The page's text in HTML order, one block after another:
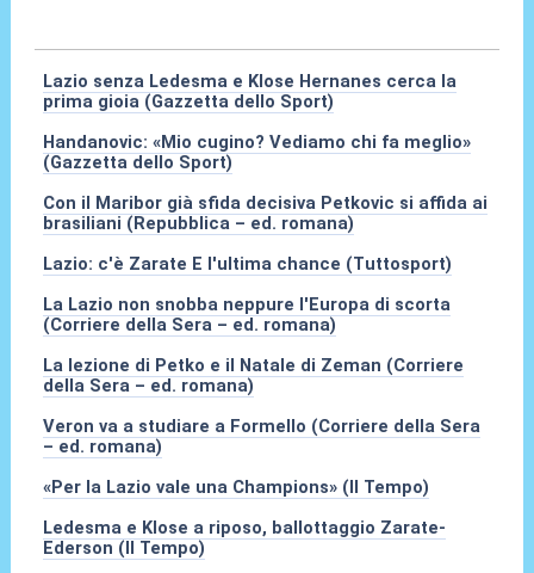
Lazio senza Ledesma e Klose Hernanes cerca la
prima gioia (Gazzetta dello Sport)
Handanovic: «Mio cugino? Vediamo chi fa meglio»
(Gazzetta dello Sport)
Con il Maribor già sfida decisiva Petkovic si affida ai
brasiliani (Repubblica – ed. romana)
Lazio: c'è Zarate E l'ultima chance (Tuttosport)
La Lazio non snobba neppure l'Europa di scorta
(Corriere della Sera – ed. romana)
La lezione di Petko e il Natale di Zeman (Corriere
della Sera – ed. romana)
Veron va a studiare a Formello (Corriere della Sera
– ed. romana)
«Per la Lazio vale una Champions» (Il Tempo)
Ledesma e Klose a riposo, ballottaggio Zarate-
Ederson (Il Tempo)